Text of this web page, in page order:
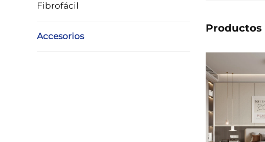
Fibrofácil
Accesorios
Productos